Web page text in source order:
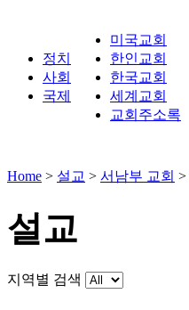
정치
사회
국제
미국교회
한인교회
한국교회
세계교회
교회주소록
Home > 설교 > 서남부 교회 >
설교
지역별 검색